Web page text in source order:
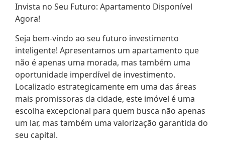
Invista no Seu Futuro: Apartamento Disponível
Agora!
Seja bem-vindo ao seu futuro investimento
inteligente! Apresentamos um apartamento que
não é apenas uma morada, mas também uma
oportunidade imperdível de investimento.
Localizado estrategicamente em uma das áreas
mais promissoras da cidade, este imóvel é uma
escolha excepcional para quem busca não apenas
um lar, mas também uma valorização garantida do
seu capital.